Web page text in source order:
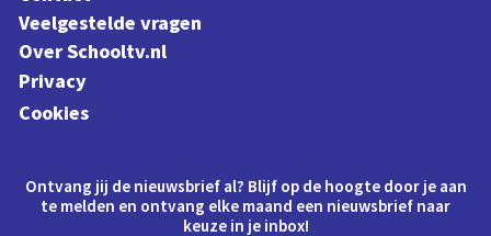
Veelgestelde vragen
Over Schooltv.nl
Privacy
Cookies
Ontvang jij de nieuwsbrief al? Blijf op de hoogte door je aan
te melden en ontvang elke maand een nieuwsbrief naar
keuze in je inbox!